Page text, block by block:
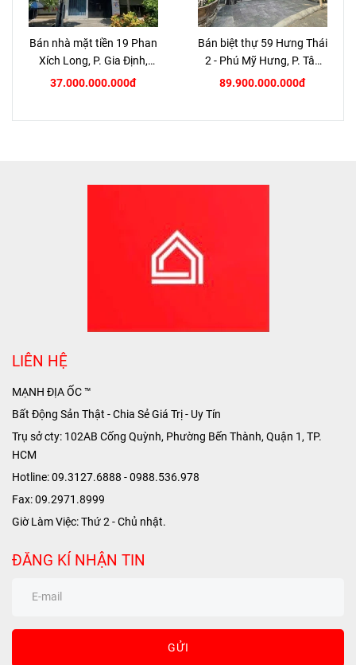
Bán nhà mặt tiền 19 Phan
Xích Long, P. Gia Định,
TP.HCM
37.000.000.000đ
Bán biệt thự 59 Hưng Thái
2 - Phú Mỹ Hưng, P. Tân
Hưng, Quận 7
89.900.000.000đ
LIÊN HỆ
MẠNH ĐỊA ỐC ™
Bất Động Sản Thật - Chia Sẻ Giá Trị - Uy Tín
Trụ sở cty: 102AB Cống Quỳnh, Phường Bến Thành, Quận 1, TP.
HCM
Hotline: 09.3127.6888 - 0988.536.978
Fax: 09.2971.8999
Giờ Làm Việc: Thứ 2 - Chủ nhật.
ĐĂNG KÍ NHẬN TIN
GỬI